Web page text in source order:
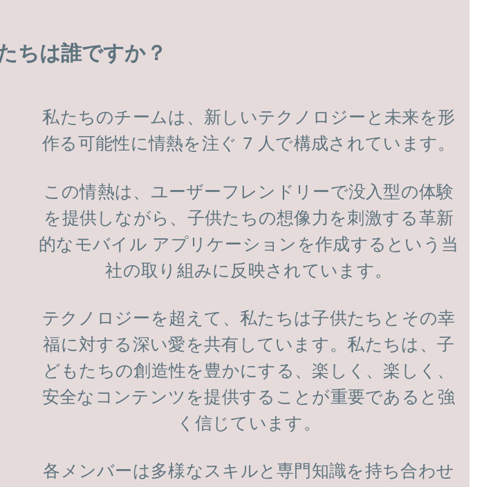
ちは誰ですか？
私たちのチームは、新しいテクノロジーと未来を形
作る可能性に情熱を注ぐ 7 人で構成されています。
この情熱は、ユーザーフレンドリーで没入型の体験
を提供しながら、子供たちの想像力を刺激する革新
的なモバイル アプリケーションを作成するという当
社の取り組みに反映されています。
テクノロジーを超えて、私たちは子供たちとその幸
福に対する深い愛を共有しています。私たちは、子
どもたちの創造性を豊かにする、楽しく、楽しく、
安全なコンテンツを提供することが重要であると強
く信じています。
各メンバーは多様なスキルと専門知識を持ち合わせ